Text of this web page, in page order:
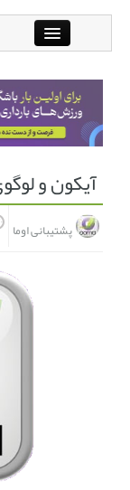
دانشنامه
انجمن
فهرست مواد
تماس با ما
آیکون و
پشتیبانی اوما